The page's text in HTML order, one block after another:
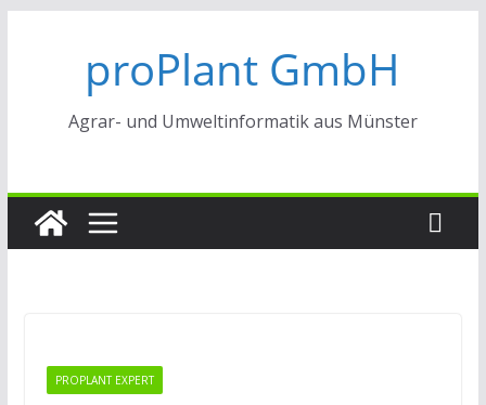
proPlant GmbH
Agrar- und Umweltinformatik aus Münster
PROPLANT EXPERT